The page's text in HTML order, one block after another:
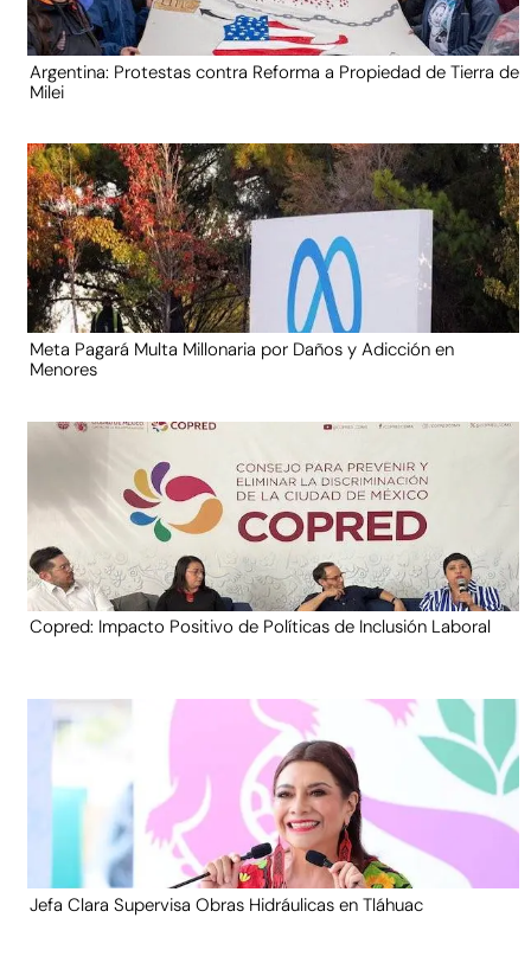
Argentina: Protestas contra Reforma a Propiedad de Tierra de
Milei
Meta Pagará Multa Millonaria por Daños y Adicción en
Menores
Copred: Impacto Positivo de Políticas de Inclusión Laboral
Jefa Clara Supervisa Obras Hidráulicas en Tláhuac